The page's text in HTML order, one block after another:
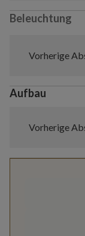
Beleuchtung
Vorherige
Aufbau
Vorherige